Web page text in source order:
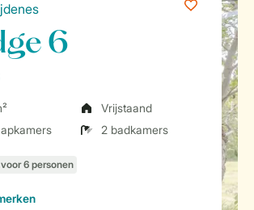
6
Vrijstaand
2 badkamers